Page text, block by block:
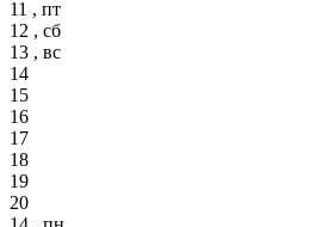
11 , пт
12 , сб
13 , вс
14
15
16
17
18
19
20